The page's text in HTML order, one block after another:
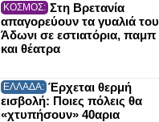
ΚΟΣΜΟΣ: Στη Βρετανία
απαγορεύουν τα γυαλιά του
Άδωνι σε εστιατόρια, παμπ
και θέατρα
ΕΛΛΑΔΑ: Έρχεται θερμή
εισβολή: Ποιες πόλεις θα
«χτυπήσουν» 40αρια